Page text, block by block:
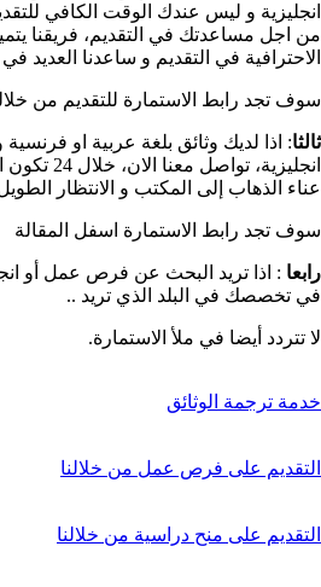
انجليزية و ليس عندك الوقت الكافي
من اجل مساعدتك في التقديم، فريقنا
الاحترافية في التقديم و ساعدنا
سوف تجد رابط الاستمارة للتقديم من
ثالثا: اذا لديك وثائق بلغة عربية او فرنسية
انجليزية،
عناء الذهاب إلى المكتب و الانتظار
سوف تجد رابط الاستمارة اسفل المقالة
رابعا : اذا تريد البحث عن فرص عمل أو
في تخصصك في البلد الذي تريد ..
لا تتردد أيضا في ملأ الاستمارة.
خدمة ترجمة الوثائق
التقديم على فرص عمل من خلالنا
التقديم على منح دراسية من خلالنا